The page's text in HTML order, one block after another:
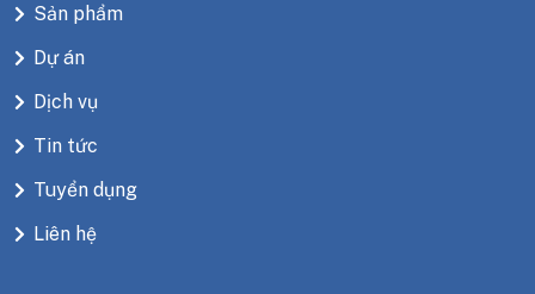
Sản phẩm
Dự án
Dịch vụ
Tin tức
Tuyển dụng
Liên hệ